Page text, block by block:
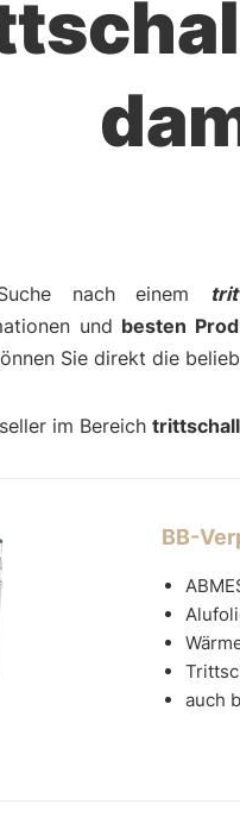
nach einem
und besten
Sie direkt die
im Bereich
BB-
auch